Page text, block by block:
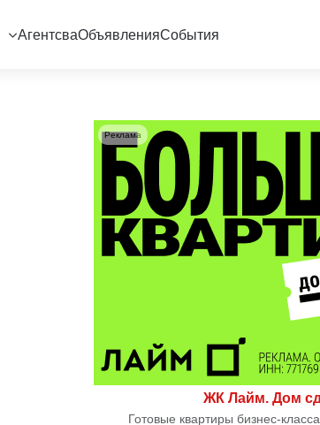
АгентсваОбъявленияСобытия
ЖК Лайм. Дом
Готовые квартиры бизнес-
Реклама